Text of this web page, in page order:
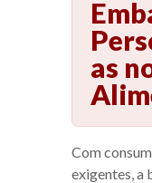
as
Com
exigentes, a